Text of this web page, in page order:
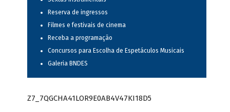
Reserva de ingressos
Filmes e festivais de cinema
Receba a programação
Concursos para Escolha de Espetáculos Musicais
Galeria BNDES
Z7_7QGCHA41LOR9E0AB4V47KI18D5